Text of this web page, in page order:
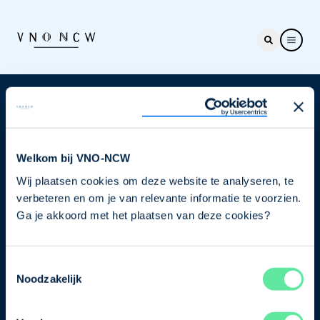
Welkom bij VNO-NCW
Wij plaatsen cookies om deze website te analyseren, te
verbeteren en om je van relevante informatie te voorzien.
Ga je akkoord met het plaatsen van deze cookies?
Noodzakelijk
Nieuwsbrief
je nu in voor de VNO-NCW nieuwsbrief.
Schrijf je in
Direct naar
Ons verhaal